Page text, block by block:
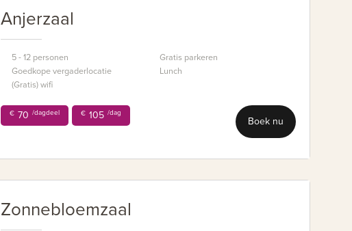
Anjerzaal
5 - 12 personen
Goedkope vergaderlocatie
(Gratis) wifi
Gratis parkeren
Lunch
€ 70 /dagdeel € 105 /dag
Boek nu
Zonnebloemzaal